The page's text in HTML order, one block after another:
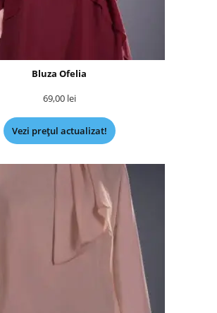
Bluza Ofelia
69,00 lei
Vezi prețul actualizat!